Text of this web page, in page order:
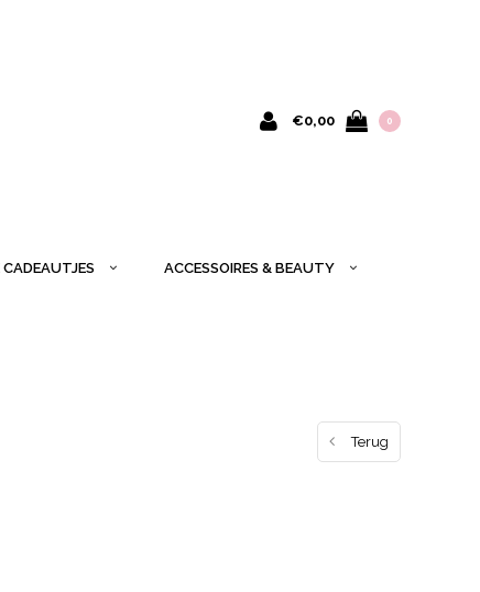
€0,00 0
CADEAUTJES ACCESSOIRES & BEAUTY
Terug